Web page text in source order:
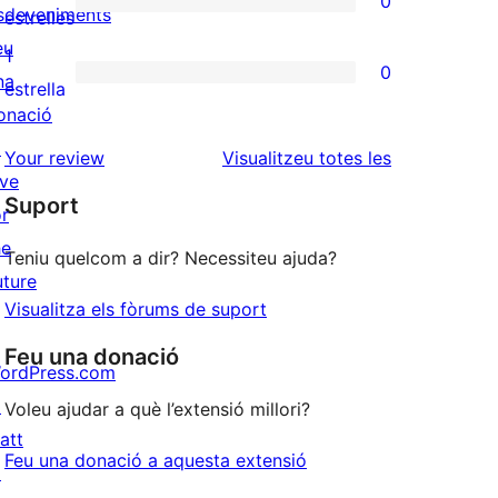
estrelles
de
3
estrelles
0
valoracions
de
2
estrelles
estrelles
0
valoracions
de
1
estrelles
1
estrella
0
Your review Visualitzeu totes lesressenyes
Suport
Teniu quelcom a dir? Necessiteu ajuda?
Visualitza els fòrums de suport
Feu una donació
Voleu ajudar a què l’extensió millori?
Feu una donació a aquesta extensió